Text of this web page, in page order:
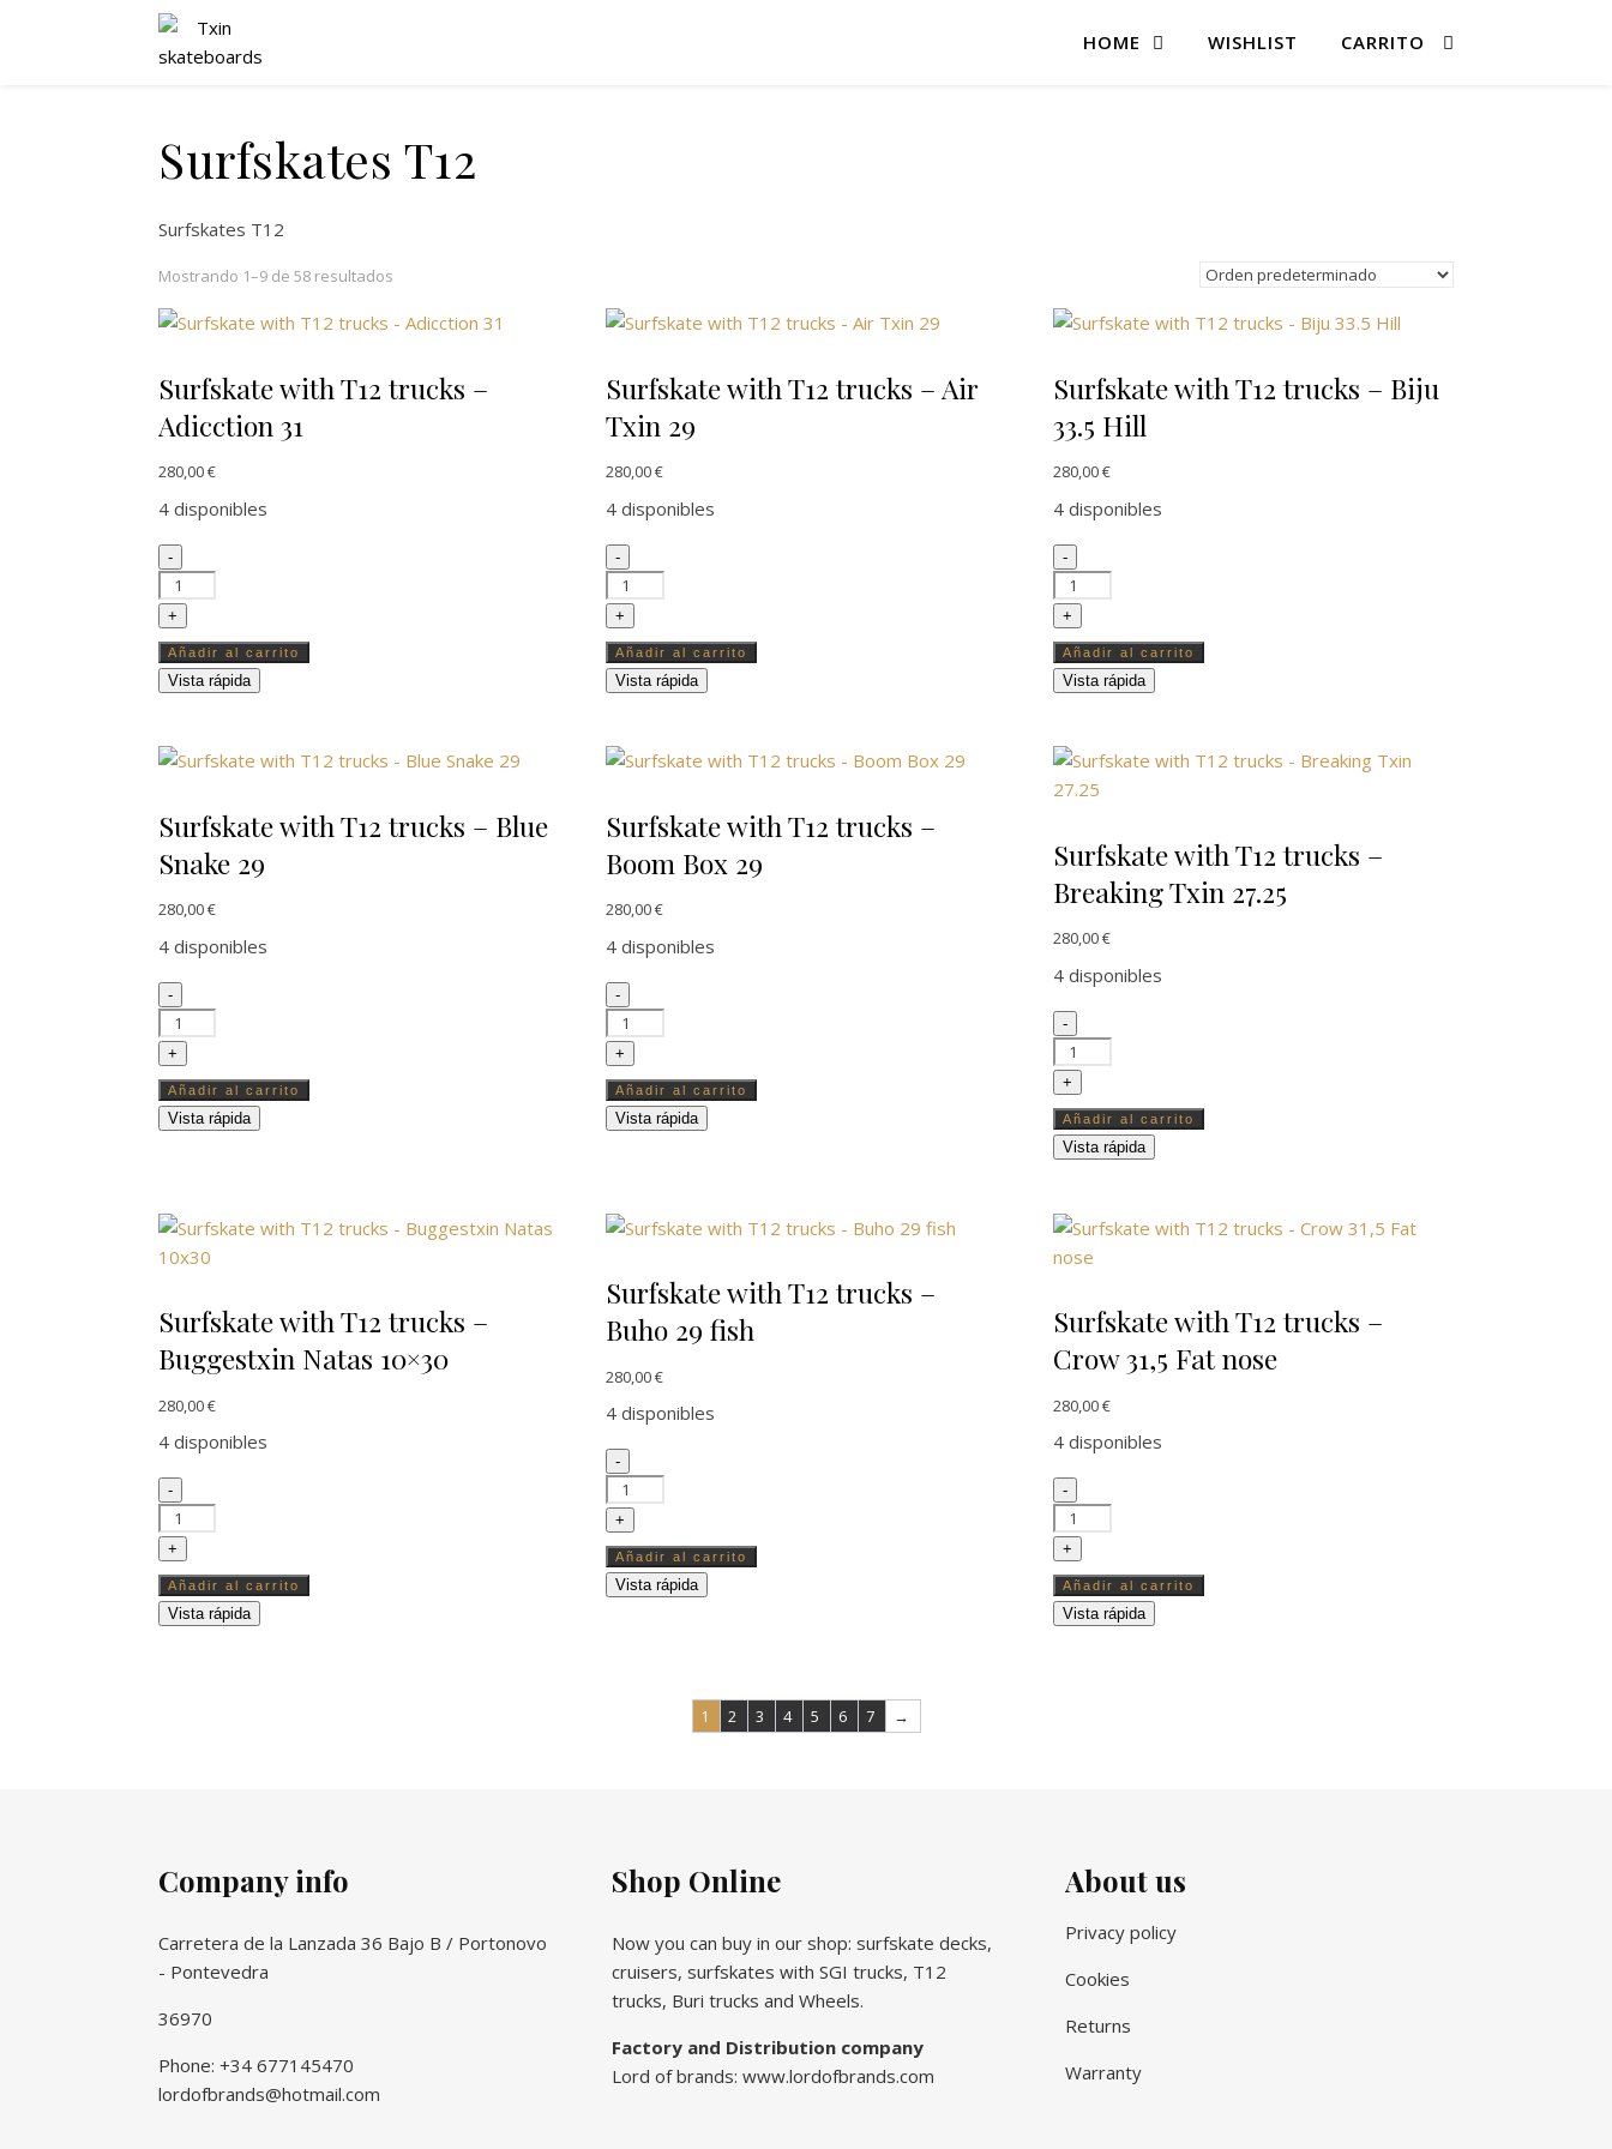
HOME WISHLIST CARRITO
Surfskates T12
Surfskates T12
Mostrando 1–9 de 58 resultados
Surfskate with T12 trucks –
Adicction 31
280,00€
4 disponibles
Surfskate with T12 trucks - Adicction 31 cantidad
-
+
Añadir al carrito
Vista rápida
Surfskate with T12 trucks – Air
Txin 29
280,00€
4 disponibles
Surfskate with T12 trucks - Air Txin 29 cantidad
-
+
Añadir al carrito
Vista rápida
Surfskate with T12 trucks – Biju
33.5 Hill
280,00€
4 disponibles
Surfskate with T12 trucks - Biju 33.5 Hill cantidad
-
+
Añadir al carrito
Vista rápida
Surfskate with T12 trucks – Blue
Snake 29
280,00€
4 disponibles
Surfskate with T12 trucks - Blue Snake 29 cantidad
-
+
Añadir al carrito
Vista rápida
Surfskate with T12 trucks –
Boom Box 29
280,00€
4 disponibles
Surfskate with T12 trucks - Boom Box 29 cantidad
-
+
Añadir al carrito
Vista rápida
Surfskate with T12 trucks –
Breaking Txin 27.25
280,00€
4 disponibles
Surfskate with T12 trucks - Breaking Txin 27.25 cantidad
-
+
Añadir al carrito
Vista rápida
Surfskate with T12 trucks –
Buggestxin Natas 10×30
280,00€
4 disponibles
Surfskate with T12 trucks - Buggestxin Natas 10x30 cantidad
-
+
Añadir al carrito
Vista rápida
Surfskate with T12 trucks –
Buho 29 fish
280,00€
4 disponibles
Surfskate with T12 trucks - Buho 29 fish cantidad
-
+
Añadir al carrito
Vista rápida
Surfskate with T12 trucks –
Crow 31,5 Fat nose
280,00€
4 disponibles
Surfskate with T12 trucks - Crow 31,5 Fat nose cantidad
-
+
Añadir al carrito
Vista rápida
1 2 3 4 5 6 7 →
Company info
Carretera de la Lanzada 36 Bajo B / Portonovo
- Pontevedra
36970
Phone: +34 677145470
lordofbrands@hotmail.com
Shop Online
Now you can buy in our shop: surfskate decks,
cruisers, surfskates with SGI trucks, T12
trucks, Buri trucks and Wheels.
Factory and Distribution company
Lord of brands: www.lordofbrands.com
About us
Privacy policy
Cookies
Returns
Warranty